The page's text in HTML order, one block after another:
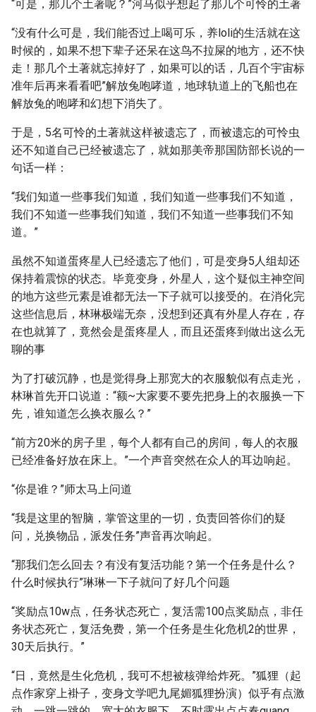
“可是，那几个土著呢？”河马似乎想起了那几个可怜的土著
“没有什么可是，我们能否过上喝可乐，养loli的生活就在这
时候的，如果不想下辈子还呆在这鸟不拉屎的地方，还不快
走！那几个土著就忘掉好了，如果可以的话，几百个宇宙标
准年后再来看看吧”解放兔咆哮道，地球轨道上的飞船也在
解放兔的咆哮和幻想下消失了。
于是，5名可怜的土著就这样被遗忘了，而被遗忘的可怜虫
还不知道自己已经被遗忘了，就如那美帝那国防部长说的一
句话一样：
“我们知道一些事我们知道，我们知道一些事我们不知道，
我们不知道一些事我们知道，我们不知道一些事我们不知
道。”
虽然不知道蛋疼星人已经遗忘了他们，可是变身5人组却还
保持着震惊的状态。毕竟变身，外星人，这个疑似主神空间
的地方这些元素是谁都无法一下子就可以接受的。在消化完
这些信息后，林琳极端无奈，没想到还真有外星人存在，存
在也就算了，竟然会是蛋疼星人，而且还蛋疼到做出这么无
聊的事
为了打破沉静，也是觉得身上那宽大的衣服貌似有点走光，
林琳首先开口说道：“额~大家要不要先把身上的衣服换一下
先，谁知道怎么换衣服么？”
“前方20米的房子里，每个人都有自己的房间，每人的衣服
已经准备好放在床上。”一个声音突然在众人的耳边响起。
“你是谁？”师太马上问道
“我是这里的智脑，掌管这里的一切，负责回答你们的疑
问，兑换物品，派发任务”声音再次响起。
“那我们怎么回去？有没有复活功能？第一个任务是什么？
什么时候执行”琳琳一下子就问了好几个问题
“奖励点10w点，任务状态死亡，复活需100点奖励点，非任
务状态死亡，复活免费，第一个任务是生化危机2的世界，
30天后执行。”
“日，竟然是生化危机，我可不想被核弹给炸死。”狐狸（起
点作家穿上褂子，变身文学吧九尾媚狐狸扮演）似乎有点激